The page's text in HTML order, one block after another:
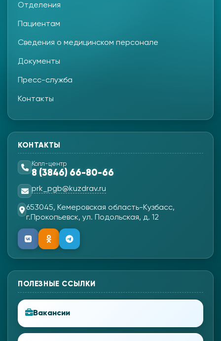
Отделения
Пациентам
Сведения о медицинском персонале
Документы
Пресс-служба
Контакты
КОНТАКТЫ
Колл-центр
8 (3846) 66-80-66
prk_pgb@kuzdrav.ru
653045, Кемеровская область-Кузбасс,
г.Прокопьевск, ул. Подольская, д. 12
ПОЛЕЗНЫЕ ССЫЛКИ
Вакансии